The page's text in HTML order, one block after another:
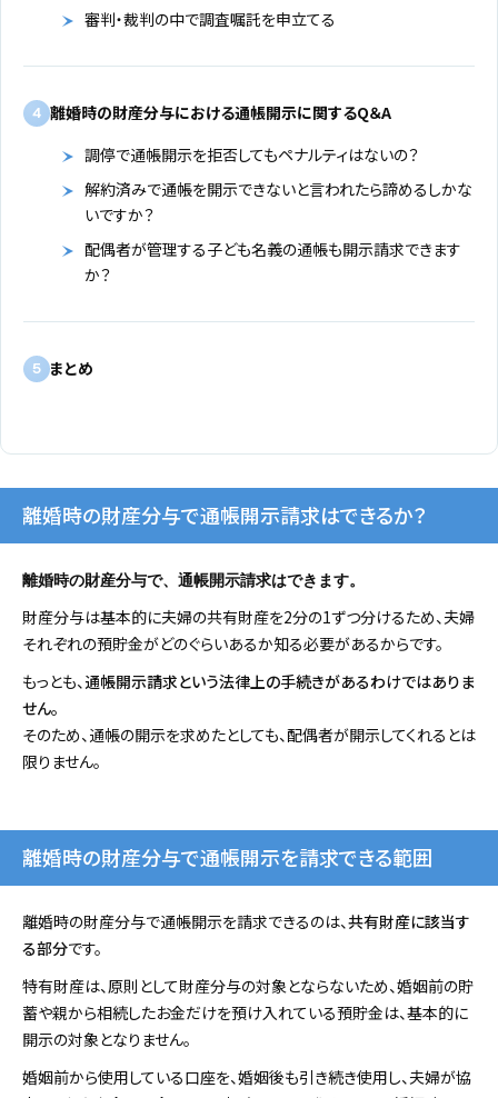
審判・裁判の中で調査嘱託を申立てる
4 離婚時の財産分与における通帳開示に関するQ＆A
調停で通帳開示を拒否してもペナルティはないの？
解約済みで通帳を開示できないと言われたら諦めるしかな
いですか？
配偶者が管理する子ども名義の通帳も開示請求できます
か？
5 まとめ
離婚時の財産分与で通帳開示請求はできるか？
離婚時の財産分与で、通帳開示請求はできます。
財産分与は基本的に夫婦の共有財産を2分の1ずつ分けるため、夫婦
それぞれの預貯金がどのぐらいあるか知る必要があるからです。
もっとも、通帳開示請求という法律上の手続きがあるわけではありま
せん。
そのため、通帳の開示を求めたとしても、配偶者が開示してくれるとは
限りません。
離婚時の財産分与で通帳開示を請求できる範囲
離婚時の財産分与で通帳開示を請求できるのは、共有財産に該当す
る部分です。
特有財産は、原則として財産分与の対象とならないため、婚姻前の貯
蓄や親から相続したお金だけを預け入れている預貯金は、基本的に
開示の対象となりません。
婚姻前から使用している口座を、婚姻後も引き続き使用し、夫婦が協